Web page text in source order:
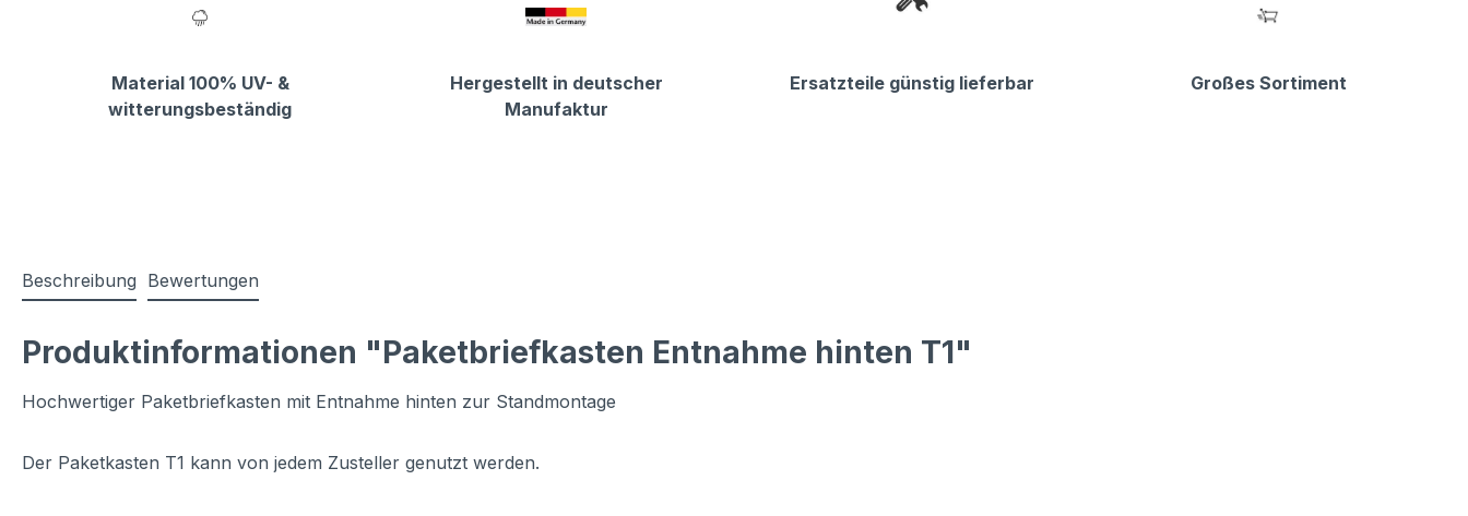
Material 100% UV- &
witterungsbeständig
Hergestellt in deutscher
Manufaktur
Ersatzteile günstig lieferbar Großes Sortiment
Beschreibung Bewertungen
Produktinformationen "Paketbriefkasten Entnahme hinten T1"
Hochwertiger Paketbriefkasten mit Entnahme hinten zur Standmontage
Der Paketkasten T1 kann von jedem Zusteller genutzt werden.